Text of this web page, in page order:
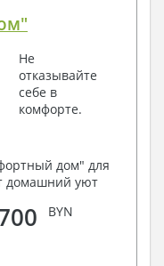
Не
отказывайте
себе в
комфорте.
дом" для
домашний уют
BYN